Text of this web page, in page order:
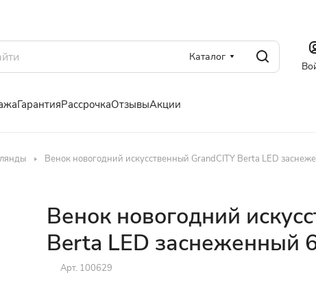
Каталог
ГарантияРассрочкаОтзывыАкции
Венок новогодний искусственный GrandCITY Berta LED
Венок новогодний
Berta LED заснеженный
Арт. 100629